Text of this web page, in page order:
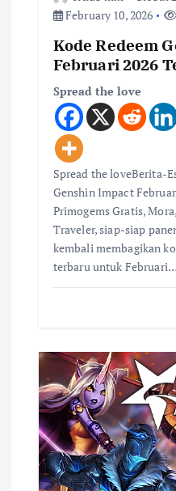
February 10, 2026
Kode Redeem
Februari 2026
Spread the love
Spread the loveBerita-
Genshin Impact
Primogems Gratis,
Traveler, siap-siap
kembali membagikan
terbaru untuk